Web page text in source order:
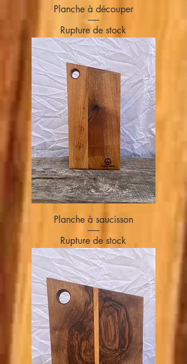
Planche à découper
Rupture de stock
Planche à saucisson
Rupture de stock